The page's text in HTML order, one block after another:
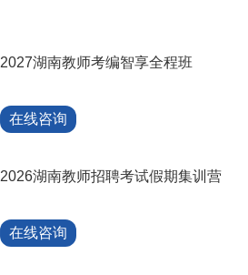
2027湖南教师考编智享全程班
在线咨询
2026湖南教师招聘考试假期集训营
在线咨询